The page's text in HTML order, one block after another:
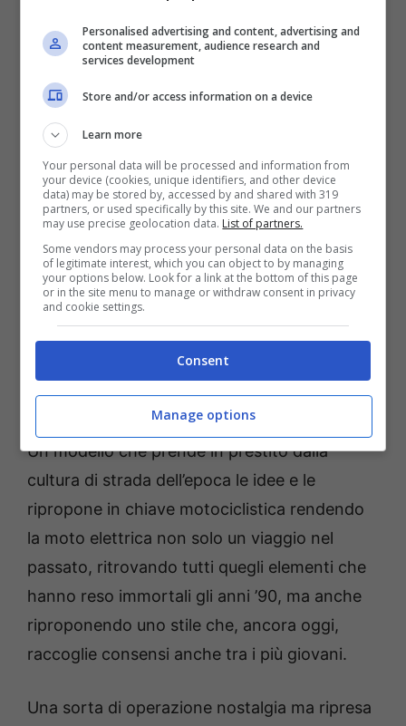
spalla e la musica sparata a tutto volume, così
come il caratteristico faro a scomparsa,
oggetto di culto dei ragazzi degli anni ’90,
con illuminazione a Led Rgb.
La nuova Joyce ’90 – Foto credits Tozz bike media
Un modello che prende in prestito dalla
cultura di strada dell’epoca le idee e le
ripropone in chiave motociclistica rendendo
la moto elettrica non solo un viaggio nel
passato, ritrovando tutti quegli elementi che
hanno reso immortali gli anni ’90, ma anche
riproponendo uno stile che, ancora oggi,
raccoglie consensi anche tra i più giovani.
Una sorta di operazione nostalgia ma ripresa
Personalised advertising and content, advertising and
content measurement, audience research and
services development
Store and/or access information on a device
Learn more
Your personal data will be processed and information from
your device (cookies, unique identifiers, and other device
data) may be stored by, accessed by and shared with 319
partners, or used specifically by this site. We and our partners
may use precise geolocation data. List of partners.
Some vendors may process your personal data on the basis
of legitimate interest, which you can object to by managing
your options below. Look for a link at the bottom of this page
or in the site menu to manage or withdraw consent in privacy
and cookie settings.
Consent
Manage options